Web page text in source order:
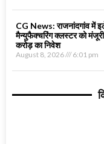
CG News: राजनांदगांव में
मैन्युफैक्चरिंग क्लस्टर को
करोड़ का निवेश
August 8, 2026 6:01 pm